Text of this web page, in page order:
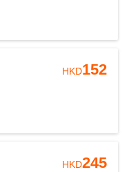
HKD152
HKD245